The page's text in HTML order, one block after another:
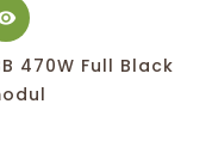
470W Full Black